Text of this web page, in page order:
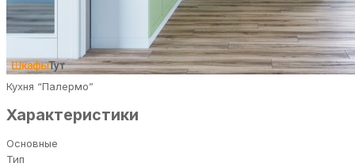
Кухня “Палермо”
Характеристики
Основные
Тип